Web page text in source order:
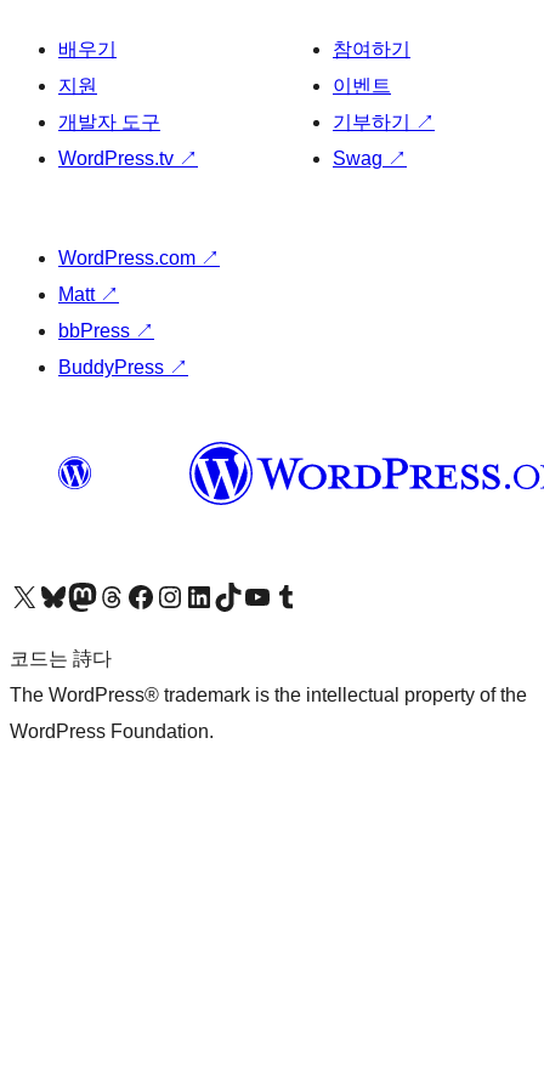
배우기
지원
개발자 도구
WordPress.tv ↗
참여하기
이벤트
기부하기
↗
Swag ↗
WordPress.com ↗
Matt ↗
bbPress ↗
BuddyPress ↗
X(이전 트위터) 계정 방문하기블루스카이 계정 방문하기마스토돈 계정 방문하기스레드 계정 방문하기 페이스북 페이지 방문하기인스타그램 계정 방문하기 LinkedIn 계정 방문하기틱톡 계정 방문하기유튜브 채널 방문하기 텀블러 계정 방문하기
코드는 詩다
The WordPress® trademark is the intellectual property of the
WordPress Foundation.